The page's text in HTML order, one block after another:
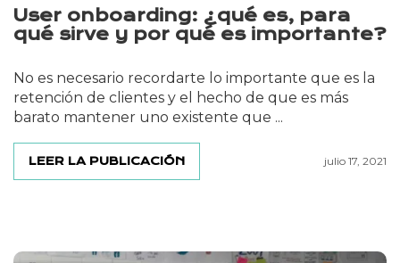
User onboarding: ¿qué es, para
qué sirve y por qué es importante?
No es necesario recordarte lo importante que es la
retención de clientes y el hecho de que es más
barato mantener uno existente que ...
LEER LA PUBLICACIÓN julio 17, 2021